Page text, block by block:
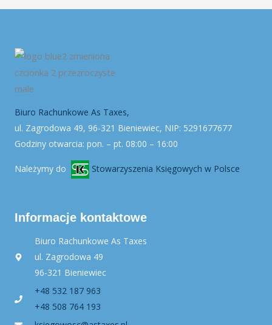
Biuro Rachunkowe As Taxes,
ul. Zagrodowa 49, 96-321 Bieniewiec, NIP: 5291677677
Godziny otwarcia: pon. – pt. 08:00 – 16:00
Należymy do Stowarzyszenia Księgowych w Polsce
Informacje kontaktowe
Biuro Rachunkowe As Taxes
ul. Zagrodowa 49
96-321 Bieniewiec
+48 532 187 963
+48 508 764 193